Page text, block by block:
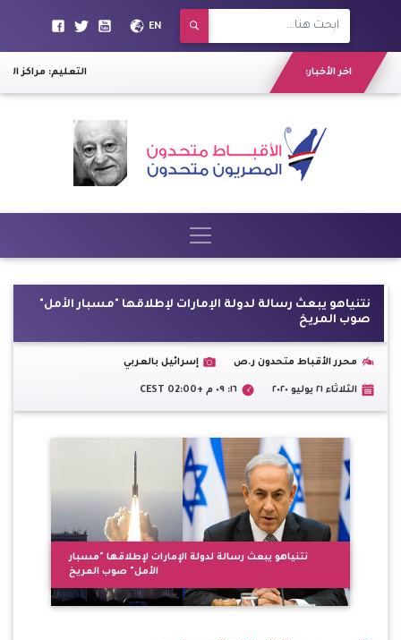
EN
اخر الأخبار: التعليم: مراكز
نتنياهو يبعث رسالة لدولة الإمارات لإطلاقها "مسبار الأمل"
صوب المريخ
محرر الأقباط متحدون ر.ص إسرائيل بالعربي
الثلاثاء ٢١ يوليو ٢٠٢٠ ١٦: ٠٩ م +02:00 CEST
نتنياهو يبعث رسالة لدولة الإمارات لإطلاقها "مسبار
الأمل" صوب المريخ